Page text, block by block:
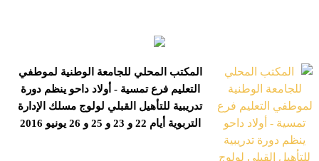
المكتب المحلي للجامعة الوطنية لموطفي
التعليم فرع تمسية - أولاد داحو ينظم دورة
تدريبية للتأهيل القبلي لولوج مسلك الإدارة
التربوية أيام 22 و 23 و 25 و 26 يونيو 2016